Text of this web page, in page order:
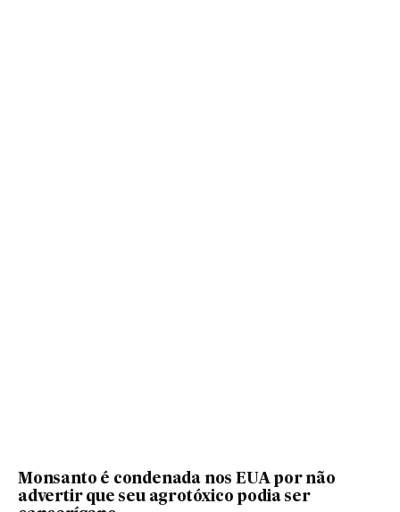
Monsanto é condenada nos EUA por não
advertir que seu agrotóxico podia ser